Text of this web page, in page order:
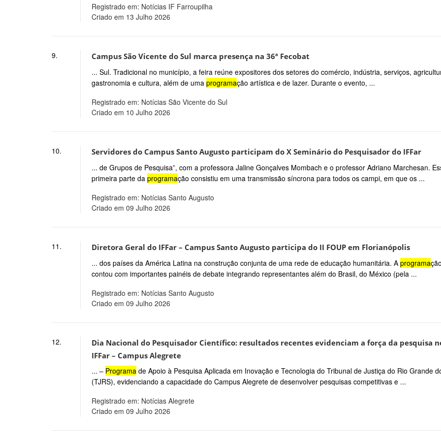
Registrado em: Notícias IF Farroupilha
Criado em 13 Julho 2026
Campus São Vicente do Sul marca presença na 36ª Fecobat
... Sul. Tradicional no município, a feira reúne expositores dos setores do comércio, indústria, serviços,
gastronomia e cultura, além de uma programação artística e de lazer. Durante o evento, ...
Registrado em: Notícias São Vicente do Sul
Criado em 10 Julho 2026
9.
Servidores do Campus Santo Augusto participam do X Seminário do Pesquisador do IFFar
... de Grupos de Pesquisa”, com a professora Jaline Gonçalves Mombach e o professor Adriano Marchesan.
primeira parte da programação consistiu em uma transmissão síncrona para todos os campi, em que os ...
Registrado em: Notícias Santo Augusto
Criado em 09 Julho 2026
10.
Diretora Geral do IFFar – Campus Santo Augusto participa do II FOUP em Florianópolis
... dos países da América Latina na construção conjunta de uma rede de educação humanitária. A programa
contou com importantes painéis de debate integrando representantes além do Brasil, do México (pela ...
Registrado em: Notícias Santo Augusto
Criado em 09 Julho 2026
11.
Dia Nacional do Pesquisador Científico: resultados recentes evidenciam a força da pesquisa
IFFar – Campus Alegrete
... – Programade Apoio à Pesquisa Aplicada em Inovação e Tecnologia do Tribunal de Justiça do Rio Grande
(TJRS), evidenciando a capacidade do Campus Alegrete de desenvolver pesquisas competitivas e ...
Registrado em: Notícias Alegrete
Criado em 09 Julho 2026
12.